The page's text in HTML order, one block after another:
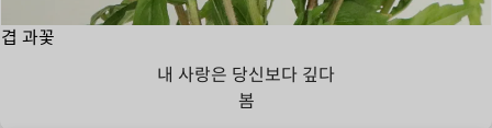
겹 과꽃
내 사랑은 당신보다 깊다
봄